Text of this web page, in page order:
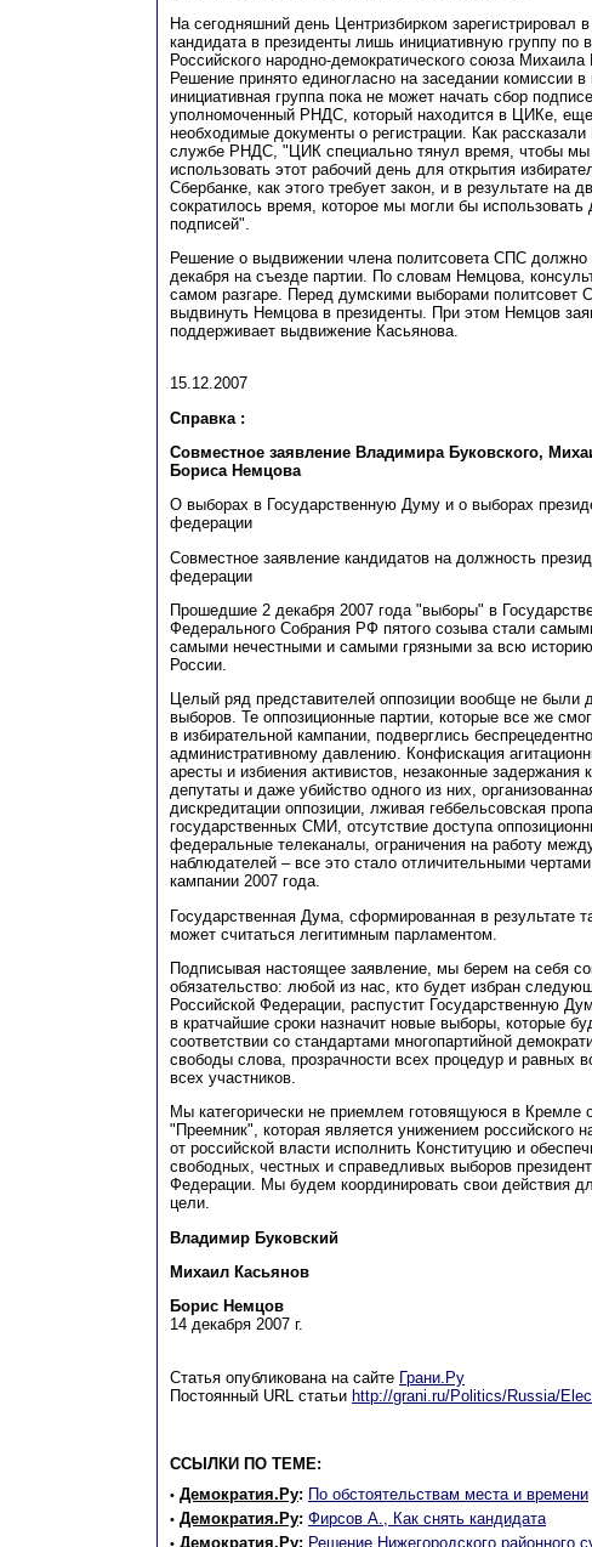
На сегодняшний день Центризбирком зарегистрировал в
кандидата в президенты лишь инициативную группу
Российского народно-демократического союза Михаила
Решение принято единогласно на заседании комиссии
инициативная группа пока не может начать сбор
уполномоченный РНДС, который находится в ЦИКе,
необходимые документы о регистрации. Как
службе РНДС, "ЦИК специально тянул время, чтобы мы
использовать этот рабочий день для открытия
Сбербанке, как этого требует закон, и в результате на
сократилось время, которое мы могли бы использовать
подписей".
Решение о выдвижении члена политсовета СПС должно
декабря на съезде партии. По словам Немцова,
самом разгаре. Перед думскими выборами политсовет
выдвинуть Немцова в президенты. При этом Немцов
поддерживает выдвижение Касьянова.
15.12.2007
Справка :
Совместное заявление Владимира Буковского,
Бориса Немцова
О выборах в Государственную Думу и о выборах
федерации
Совместное заявление кандидатов на должность
федерации
Прошедшие 2 декабря 2007 года "выборы" в
Федерального Собрания РФ пятого созыва стали
самыми нечестными и самыми грязными за всю историю
России.
Целый ряд представителей оппозиции вообще не были
выборов. Те оппозиционные партии, которые все же
в избирательной кампании, подверглись
административному давлению. Конфискация
аресты и избиения активистов, незаконные задержания
депутаты и даже убийство одного из них,
дискредитации оппозиции, лживая геббельсовская
государственных СМИ, отсутствие доступа
федеральные телеканалы, ограничения на работу
наблюдателей – все это стало отличительными
кампании 2007 года.
Государственная Дума, сформированная в результате
может считаться легитимным парламентом.
Подписывая настоящее заявление, мы берем на себя
обязательство: любой из нас, кто будет избран
Российской Федерации, распустит Государственную
в кратчайшие сроки назначит новые выборы, которые
соответствии со стандартами многопартийной
свободы слова, прозрачности всех процедур и равных
всех участников.
Мы категорически не приемлем готовящуюся в Кремле
"Преемник", которая является унижением российского
от российской власти исполнить Конституцию и
свободных, честных и справедливых выборов
Федерации. Мы будем координировать свои действия
цели.
Владимир Буковский
Михаил Касьянов
Борис Немцов
14 декабря 2007 г.
Статья опубликована на сайте Грани.Ру
Постоянный URL статьи http://grani.ru/Politics/Russia/
ССЫЛКИ ПО ТЕМЕ:
• Демократия.Ру: По обстоятельствам места и времени
• Демократия.Ру: Фирсов А., Как снять кандидата
• Демократия.Ру: Решение Нижегородского районного